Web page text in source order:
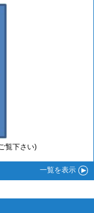
覧下さい)
一覧を表示